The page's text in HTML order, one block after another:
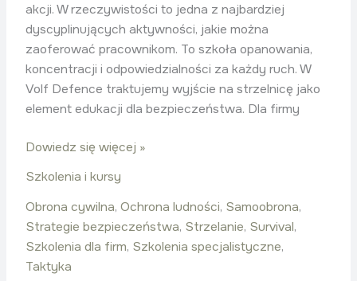
akcji. W rzeczywistości to jedna z najbardziej
dyscyplinujących aktywności, jakie można
zaoferować pracownikom. To szkoła opanowania,
koncentracji i odpowiedzialności za każdy ruch. W
Volf Defence traktujemy wyjście na strzelnicę jako
element edukacji dla bezpieczeństwa. Dla firmy
Dowiedz się więcej »
Szkolenia i kursy
Obrona cywilna, Ochrona ludności, Samoobrona,
Strategie bezpieczeństwa, Strzelanie, Survival,
Szkolenia dla firm, Szkolenia specjalistyczne,
Taktyka